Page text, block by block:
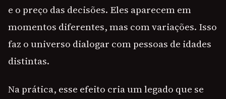
e o preço das decisões. Eles aparecem em
momentos diferentes, mas com variações. Isso
faz o universo dialogar com pessoas de idades
distintas.
Na prática, esse efeito cria um legado que se